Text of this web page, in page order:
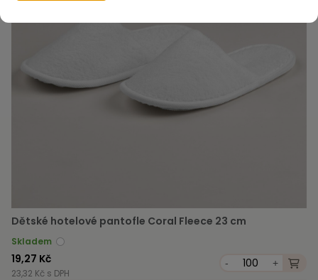
Dětské hotelové pantofle Coral Fleece 23 cm
Skladem
19,27 Kč
23,32 Kč s DPH
- +